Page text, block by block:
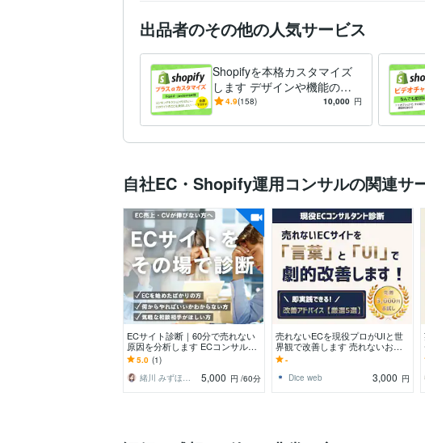
出品者のその他の人気サービス
Shopifyを本格カスタマイズ
します デザインや機能の本
格カスタマイズ(liquid可)
4.9(158) 10,000 円
自社EC・Shopify運用コンサルの関連サ
ECサイト診断｜60分で売れない
原因を分析します ECコンサルタ
ントとして、自社ECのご相談に
乗ります
5.0 (1)
緒川 みずほ／Soluna
5,000 円 /60分
売れないECを現役プロがUIと世
界観で改善します 売れないお悩
み聞かせてください。改善案を5
つ提案します。
-
Dice web
3,000 円